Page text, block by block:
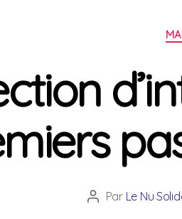
Auteur
Par Le Nu